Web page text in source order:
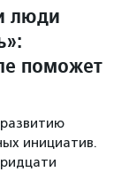
люди
поможет
инициатив.